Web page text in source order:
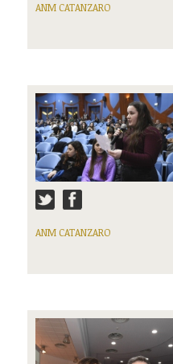
ANM CATANZARO
ANM CATANZARO